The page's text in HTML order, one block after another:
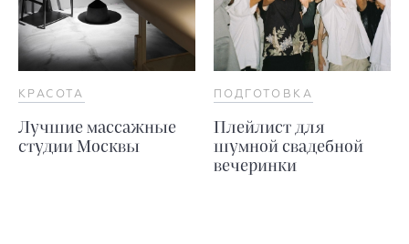
КРАСОТА
Лучшие массажные
студии Москвы
ПОДГОТОВКА
Плейлист для
шумной свадебной
вечеринки